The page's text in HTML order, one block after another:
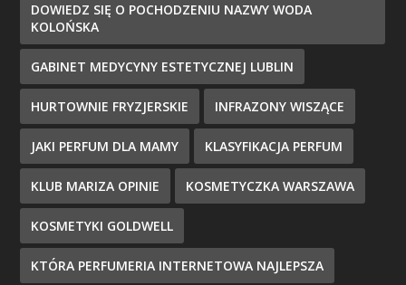
DOWIEDZ SIĘ O POCHODZENIU NAZWY WODA
KOLOŃSKA
GABINET MEDYCYNY ESTETYCZNEJ LUBLIN
HURTOWNIE FRYZJERSKIE INFRAZONY WISZĄCE
JAKI PERFUM DLA MAMY KLASYFIKACJA PERFUM
KLUB MARIZA OPINIE KOSMETYCZKA WARSZAWA
KOSMETYKI GOLDWELL
KTÓRA PERFUMERIA INTERNETOWA NAJLEPSZA